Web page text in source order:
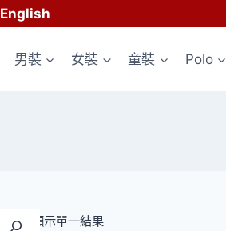
English
男裝 女裝 童裝 Polo
顯示單一結果